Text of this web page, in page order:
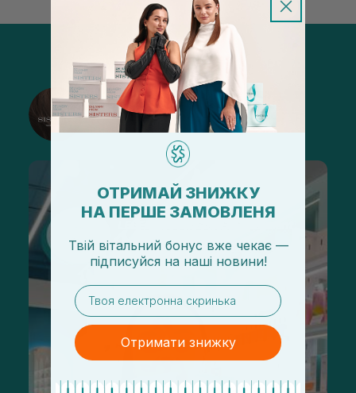
@sisters_stelmakh в Instagram
Підписатися
ОТРИМАЙ ЗНИЖКУ
НА ПЕРШЕ ЗАМОВЛЕНЯ
Твій вітальний бонус вже чекає —
підписуйся на наші новини!
email
Отримати знижку